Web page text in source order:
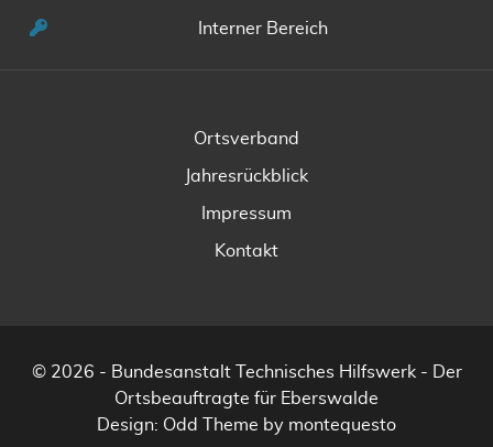
Interner Bereich
Ortsverband
Jahresrückblick
Impressum
Kontakt
© 2026 - Bundesanstalt Technisches Hilfswerk - Der
Ortsbeauftragte für Eberswalde
Design: Odd Theme by montequesto